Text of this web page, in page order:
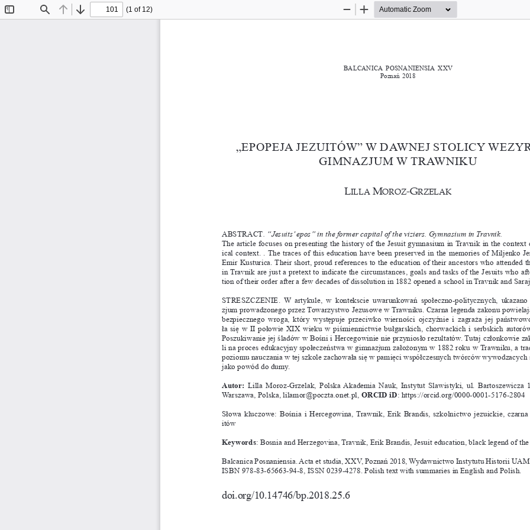
Find Previous
Next
(1 of 12)
Zoom
Zoom
„EpopEja jEzuitów” w dawnEj stolicy w
Gimnazjum w trawniku
L i L L a Mo r o z-Gr z eL a k
aBstract . “Jesuits’ epos” in the former capital of the viziers. Gymnasium in Travnik.
the article focuses on presenting the history of the jesuit gymnasium in travnik in the context
ical context. . The traces of this education have been preserved in the memories of Miljenko
Emir kusturica. their short, proud references to the education of their ancestors who attended
in travnik are just a pretext to indicate the circumstances, goals and tasks of the jesuits who
tion of their order after a few decades of dissolution in 1882 opened a school in travnik and
STRESZCZENIE. W artykule, w kontekscie uwarunkowań społeczno-politycznych,
zjum prowadzonego przez Towarzystwo Jezusowe w Trawniku. Czarna legenda zakonu
bezpiecznego wroga, który występuje przeciwko wierności ojczyźnie i zagraża jej
ła się w II  połowie XIX wieku w piśmiennictwie bułgarskich, chorwackich i serbskich
Poszukiwanie jej śladów w Bośni i Hercegowinie nie przyniosło rezultatów. Tutaj członkowie
li na proces edukacyjny społeczeństwa w gimnazjum założonym w 1882 roku w Trawniku, a
poziomu nauczania w tej szkole zachowała się w pamięci współczesnych twórców wywodzacych
jako powód do dumy.
Autor: Lilla Moroz-Grzelak, Polska Akademia Nauk, Instytut Slawistyki, ul. Bartoszewicza
Warszawa, Polska, lilamor@poczta.onet.pl, ORCID iD: https://orcid.org/0000-0001-5176-2804
Słowa kluczowe: Bośnia i Hercegowina, Trawnik, Erik Brandis, szkolnictwo jezuickie, czarna
itów
Keywords: Bosnia and Herzegovina, Travnik, Erik Brandis, Jesuit education, black legend of the
Balcanica Posnaniensia. Acta et studia, XXV, Poznań 2018, Wydawnictwo Instytutu Historii UAM,
ISBN 978-83-65663-94-8, ISSN 0239-4278. Polish text with summaries in English and Polish.
doi.org/10.14746/bp.2018.25.6
BALCANICA  POSNANIENSIA XX V
Poznań 2018